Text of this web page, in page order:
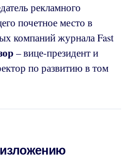
рекламного
почетное место в
компаний журнала Fast
– вице-президент и
по развитию в том